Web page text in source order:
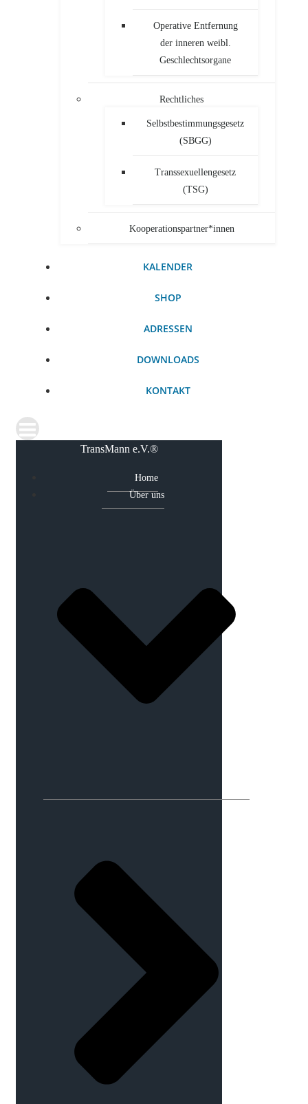
Operative Entfernung
der inneren weibl.
Geschlechtsorgane
Rechtliches
Selbstbestimmungsgesetz
(SBGG)
Transsexuellengesetz
(TSG)
Kooperationspartner*innen
KALENDER
SHOP
ADRESSEN
DOWNLOADS
KONTAKT
TransMann e.V.®
Home
Über uns